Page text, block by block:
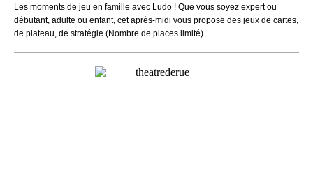
Les moments de jeu en famille avec Ludo ! Que vous soyez expert ou
débutant, adulte ou enfant, cet après-midi vous propose des jeux de cartes,
de plateau, de stratégie (Nombre de places limité)